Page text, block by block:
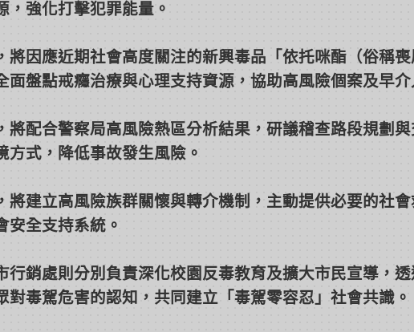
，強化打擊犯罪能量。
將因應近期社會高度關注的新興毒品「依托咪酯（俗稱
面盤點戒癮治療與心理支持資源，協助高風險個案及早介
將配合警察局高風險熱區分析結果，研議稽查路段規劃
方式，降低事故發生風險。
將建立高風險族群關懷與轉介機制，主動提供必要的社
安全支持系統。
行銷處則分別負責深化校園反毒教育及擴大市民宣導，
對毒駕危害的認知，共同建立「毒駕零容忍」社會共識。